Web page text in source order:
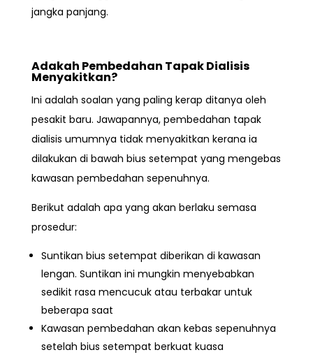
jangka panjang.
Adakah Pembedahan Tapak Dialisis
Menyakitkan?
Ini adalah soalan yang paling kerap ditanya oleh
pesakit baru. Jawapannya, pembedahan tapak
dialisis umumnya tidak menyakitkan kerana ia
dilakukan di bawah bius setempat yang mengebas
kawasan pembedahan sepenuhnya.
Berikut adalah apa yang akan berlaku semasa
prosedur:
Suntikan bius setempat diberikan di kawasan
lengan. Suntikan ini mungkin menyebabkan
sedikit rasa mencucuk atau terbakar untuk
beberapa saat
Kawasan pembedahan akan kebas sepenuhnya
setelah bius setempat berkuat kuasa